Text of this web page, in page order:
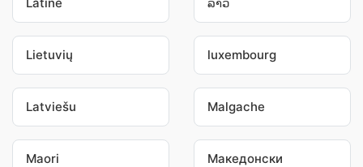
Lietuvių luxembourg
Latviešu Malgache
Maori Македонски